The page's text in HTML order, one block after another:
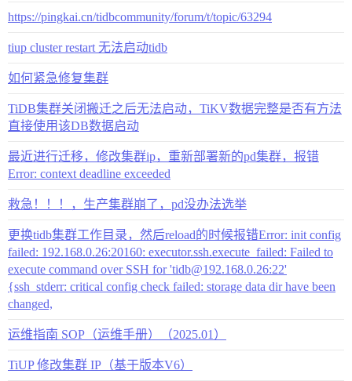
https://pingkai.cn/tidbcommunity/forum/t/topic/63294
tiup cluster restart 无法启动tidb
如何紧急修复集群
TiDB集群关闭搬迁之后无法启动，TiKV数据完整是否有方法
直接使用该DB数据启动
最近进行迁移，修改集群ip，重新部署新的pd集群，报错
Error: context deadline exceeded
救急！！！，生产集群崩了，pd没办法选举
更换tidb集群工作目录，然后reload的时候报错Error: init config
failed: 192.168.0.26:20160: executor.ssh.execute_failed: Failed to
execute command over SSH for 'tidb@192.168.0.26:22'
{ssh_stderr: critical config check failed: storage data dir have been
changed,
运维指南 SOP（运维手册）（2025.01）
TiUP 修改集群 IP（基于版本V6）